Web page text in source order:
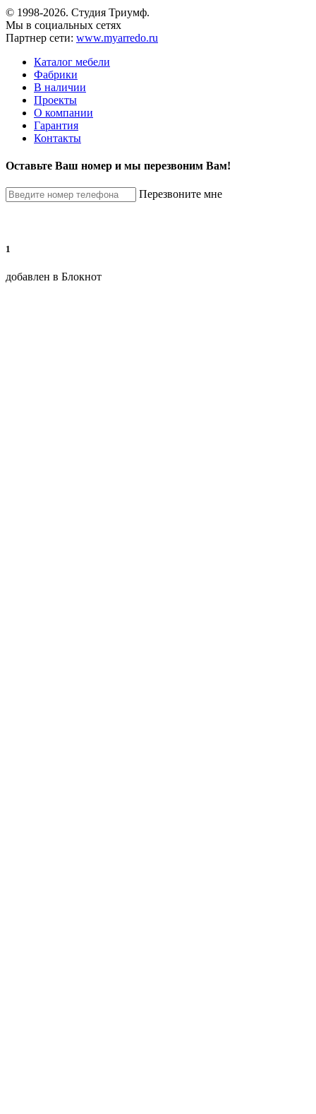
© 1998-2026. Студия Триумф.
Мы в социальных сетях
Партнер сети: www.myarredo.ru
Каталог мебели
Фабрики
В наличии
Проекты
О компании
Гарантия
Контакты
Оставьте Ваш номер и мы перезвоним Вам!
Перезвоните мне
1
добавлен в Блокнот